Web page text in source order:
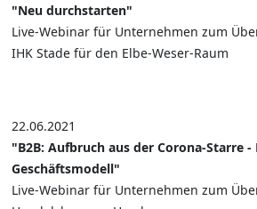
"Neu durchstarten"
Live-Webinar für Unternehmen zum
IHK Stade für den Elbe-Weser-Raum
22.06.2021
"B2B: Aufbruch aus der Corona-Starre -
Geschäftsmodell"
Live-Webinar für Unternehmen zum